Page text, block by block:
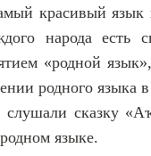
красивый язык
народа есть
«родной
родного языка
слушали сказку
языке.